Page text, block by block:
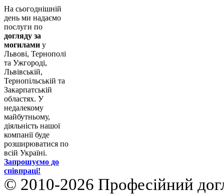
На сьогоднішній
день ми надаємо
послуги по
догляду за
могилами у
Львові, Тернополі
та Ужгороді,
Львівській,
Тернопільській та
Закарпатській
областях. У
недалекому
майбутньому,
діяльність нашої
компанії буде
розширюватися по
всій Україні.
Запрошуємо до
співпраці!
© 2010-2026 Професійний